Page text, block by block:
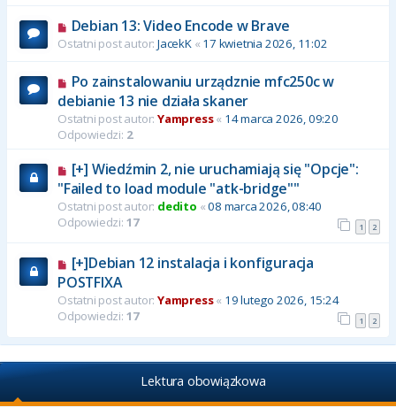
Debian 13: Video Encode w Brave
Ostatni post autor: JacekK« 17 kwietnia 2026, 11:02
Po zainstalowaniu urządznie mfc250c w
debianie 13 nie działa skaner
Ostatni post autor: Yampress« 14 marca 2026, 09:20
Odpowiedzi: 2
[+] Wiedźmin 2, nie uruchamiają się "Opcje":
"Failed to load module "atk-bridge""
Ostatni post autor: dedito «08 marca 2026, 08:40
Odpowiedzi: 17 1 2
[+]Debian 12 instalacja i konfiguracja
POSTFIXA
Ostatni post autor: Yampress« 19 lutego 2026, 15:24
Odpowiedzi: 17 1 2
Lektura obowiązkowa